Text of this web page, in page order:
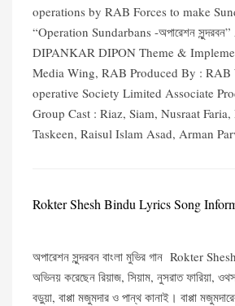
operations by RAB Forces to make
“Operation Sundarbans -অপারেশন
DIPANKAR DIPON Theme &
Media Wing, RAB Produced By : RAB
operative Society Limited Associate
Group Cast : Riaz, Siam, Nusraat Faria,
Taskeen, Raisul Islam Asad, Arman
Rokter Shesh Bindu Lyrics Song
অপারেশন সুন্দরবন বাংলা মুভির গান Rokter
অভিনয় করেছেন রিয়াজ, সিয়াম, নুসরাত ফারিয়া,
বড়ুয়া, বাপ্পা মজুমদার ও পান্থ কানাই। বাপ্পা